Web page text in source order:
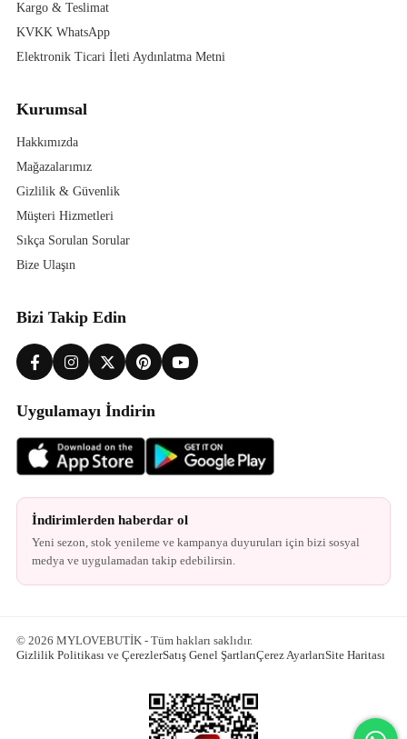
Kargo & Teslimat
KVKK WhatsApp
Elektronik Ticari İleti Aydınlatma Metni
Kurumsal
Hakkımızda
Mağazalarımız
Gizlilik & Güvenlik
Müşteri Hizmetleri
Sıkça Sorulan Sorular
Bize Ulaşın
Bizi Takip Edin
Uygulamayı İndirin
İndirimlerden haberdar ol
Yeni sezon, stok yenileme ve kampanya duyuruları için bizi sosyal
medya ve uygulamadan takip edebilirsin.
© 2026 MYLOVEBUTİK - Tüm hakları saklıdır.
Gizlilik Politikası ve ÇerezlerSatış Genel ŞartlarıÇerez AyarlarıSite Haritası